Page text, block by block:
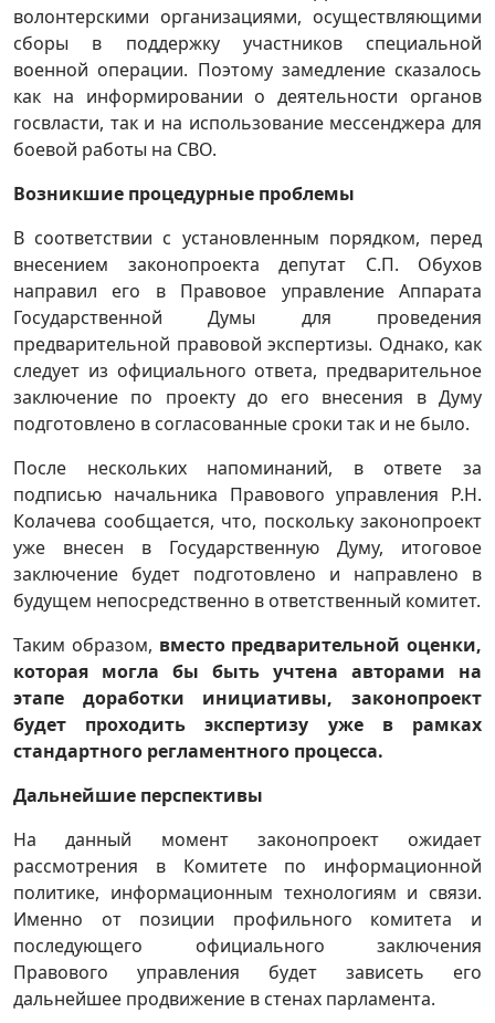
волонтерскими организациями, осуществляющими
сборы в поддержку участников специальной
военной операции. Поэтому замедление сказалось
как на информировании о деятельности органов
госвласти, так и на использование мессенджера для
боевой работы на СВО.
Возникшие процедурные проблемы
В соответствии с установленным порядком, перед
внесением законопроекта депутат С.П. Обухов
направил его в Правовое управление Аппарата
Государственной Думы для проведения
предварительной правовой экспертизы. Однако, как
следует из официального ответа, предварительное
заключение по проекту до его внесения в Думу
подготовлено в согласованные сроки так и не было.
После нескольких напоминаний, в ответе за
подписью начальника Правового управления Р.Н.
Колачева сообщается, что, поскольку законопроект
уже внесен в Государственную Думу, итоговое
заключение будет подготовлено и направлено в
будущем непосредственно в ответственный комитет.
Таким образом, вместо предварительной оценки,
которая могла бы быть учтена авторами на
этапе доработки инициативы, законопроект
будет проходить экспертизу уже в рамках
стандартного регламентного процесса.
Дальнейшие перспективы
На данный момент законопроект ожидает
рассмотрения в Комитете по информационной
политике, информационным технологиям и связи.
Именно от позиции профильного комитета и
последующего официального заключения
Правового управления будет зависеть его
дальнейшее продвижение в стенах парламента.